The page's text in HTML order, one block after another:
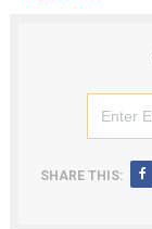
SHARE THIS: